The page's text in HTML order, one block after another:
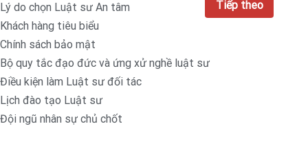
Lý do chọn Luật sư An tâm
Khách hàng tiêu biểu
Chính sách bảo mật
Bộ quy tắc đạo đức và ứng xử nghề luật sư
Điều kiện làm Luật sư đối tác
Lịch đào tạo Luật sư
Đội ngũ nhân sự chủ chốt